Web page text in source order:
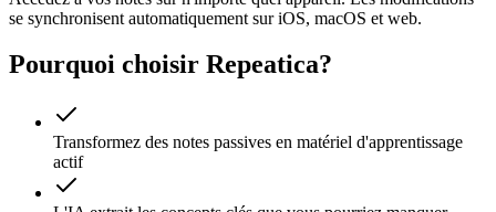
se synchronisent automatiquement sur iOS, macOS et web.
Pourquoi choisir Repeatica?
Transformez des notes passives en matériel d'apprentissage
actif